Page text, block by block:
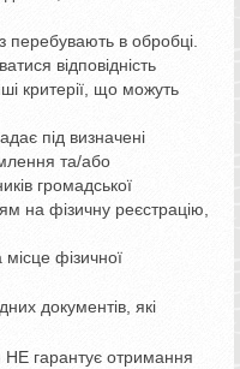
перебувають в обробці.
відповідність
критерії, що можуть
під визначені
та/або
громадської
на фізичну реєстрацію,
фізичної
документів, які
НЕ гарантує отримання